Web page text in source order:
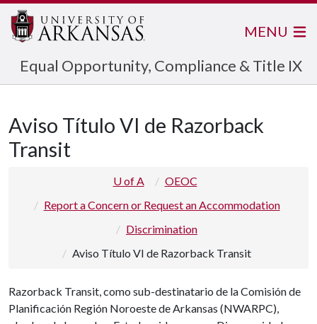
Equal Opportunity, Compliance & Title IX
MENU
Aviso Título VI de Razorback
Transit
U of A
OEOC
Report a Concern or Request an Accommodation
Discrimination
Aviso Título VI de Razorback Transit
Razorback Transit, como sub-destinatario de la Comisión de
Planificación Región Noroeste de Arkansas (NWARPC),